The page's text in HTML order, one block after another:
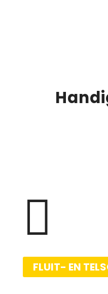

FLUIT- EN